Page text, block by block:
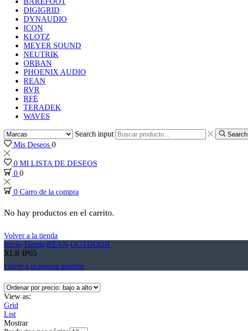
DIGIGRID
DYNAUDIO
ICON
KLOTZ
MEYER SOUND
NEUTRIK
ORBAN
PHOENIX AUDIO
REAN
RVR
RFE
TERADEK
WAVES
Search input Search
Mis Deseos 0
0 MI LISTA DE DESEOS
0 0
0 Carro de la compra
No hay productos en el carrito.
Volver a la tienda
Inicio Tienda REAN OUTDOOR
XLR IP65
volver a la pagina anterior
View as:
Grid
List
Mostrar